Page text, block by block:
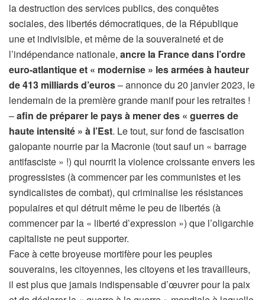
la destruction des services publics, des conquêtes
sociales, des libertés démocratiques, de la République
une et indivisible, et même de la souveraineté et de
l’indépendance nationale, ancre la France dans l’ordre
euro-atlantique et « modernise » les armées à hauteur
de 413 milliards d’euros– annonce du 20 janvier 2023, le
lendemain de la première grande manif pour les retraites !
–afin de préparer le pays à mener des « guerres de
haute intensité » à l’Est. Le tout, sur fond de fascisation
galopante nourrie par la Macronie (tout sauf un « barrage
antifasciste » !) qui nourrit la violence croissante envers les
progressistes (à commencer par les communistes et les
syndicalistes de combat), qui criminalise les résistances
populaires et qui détruit même le peu de libertés (à
commencer par la « liberté d’expression ») que l’oligarchie
capitaliste ne peut supporter.
Face à cette broyeuse mortifère pour les peuples
souverains, les citoyennes, les citoyens et les travailleurs,
il est plus que jamais indispensable d’œuvrer pour la paix